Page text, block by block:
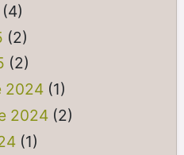
(4)
(2)
(2)
2024(1)
2024(2)
(1)